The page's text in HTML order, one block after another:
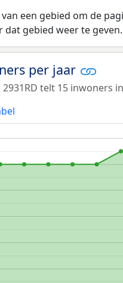
een gebied om de
dat gebied weer te geven.
per jaar
telt 15 inwoners